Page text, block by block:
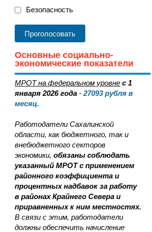
Безопасность
Основные социально-
экономические показатели
МРОТ на федеральном уровне с 1
января 2026 года - 27093рубля в
месяц.
Работодатели Сахалинской
области, как бюджетного, так и
внебюджетного секторов
экономики, обязаны соблюдать
указанный МРОТ с применением
районного коэффициента и
процентных надбавок за работу
в районах Крайнего Севера и
приравненных к ним местностях.
В связи с этим, работодатели
должны обеспечить начисление